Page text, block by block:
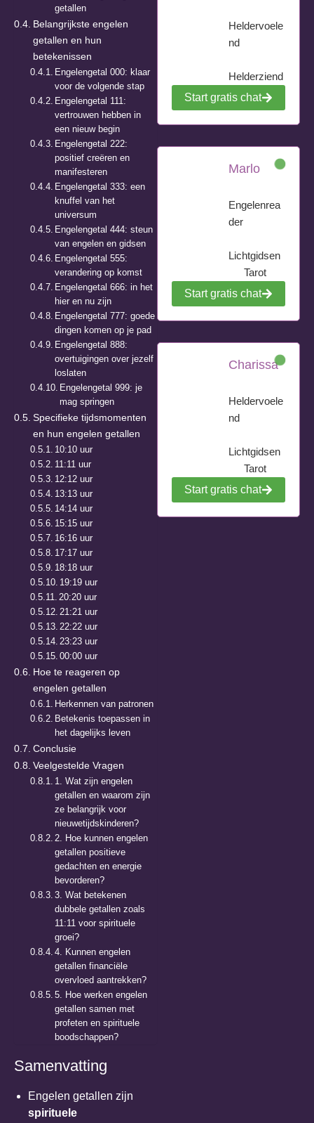
getallen
Belangrijkste engelen
getallen en hun
betekenissen
Engelengetal 000: klaar
voor de volgende stap
Engelengetal 111:
vertrouwen hebben in
een nieuw begin
Engelengetal 222:
positief creëren en
manifesteren
Engelengetal 333: een
knuffel van het
universum
Engelengetal 444: steun
van engelen en gidsen
Engelengetal 555:
verandering op komst
Engelengetal 666: in het
hier en nu zijn
Engelengetal 777: goede
dingen komen op je pad
Engelengetal 888:
overtuigingen over jezelf
loslaten
Engelengetal 999: je
mag springen
Specifieke tijdsmomenten
en hun engelen getallen
10:10 uur
11:11 uur
12:12 uur
13:13 uur
14:14 uur
15:15 uur
16:16 uur
17:17 uur
18:18 uur
19:19 uur
20:20 uur
21:21 uur
22:22 uur
23:23 uur
00:00 uur
Hoe te reageren op
engelen getallen
Herkennen van patronen
Betekenis toepassen in
het dagelijks leven
Conclusie
Veelgestelde Vragen
1. Wat zijn engelen
getallen en waarom zijn
ze belangrijk voor
nieuwetijdskinderen?
2. Hoe kunnen engelen
getallen positieve
gedachten en energie
bevorderen?
3. Wat betekenen
dubbele getallen zoals
11:11 voor spirituele
groei?
4. Kunnen engelen
getallen financiële
overvloed aantrekken?
5. Hoe werken engelen
getallen samen met
profeten en spirituele
boodschappen?
Samenvatting
Engelen getallen zijn
spirituele
Heldervoele
nd
Helderziend
Start gratis chat
Marlo
Engelenrea
der
Lichtgidsen
Tarot
Start gratis chat
Charissa
Heldervoele
nd
Lichtgidsen
Tarot
Start gratis chat